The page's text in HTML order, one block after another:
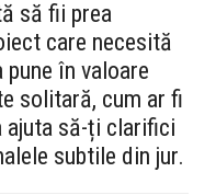
să fii prea
care necesită
în valoare
solitară, cum ar fi
ajuta să-ți clarifici
subtile din jur.